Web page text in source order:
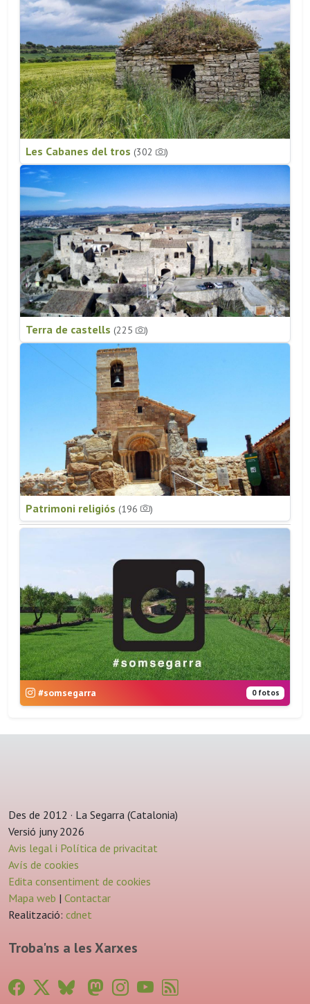
Les Cabanes del tros (302 )
Terra de castells (225 )
Patrimoni religiós (196 )
#somsegarra 0 fotos
Des de 2012 · La Segarra (Catalonia)
Versió juny 2026
Avis legal i Política de privacitat
Avís de cookies
Edita consentiment de cookies
Mapa web | Contactar
Realització: cdnet
Troba'ns a les Xarxes